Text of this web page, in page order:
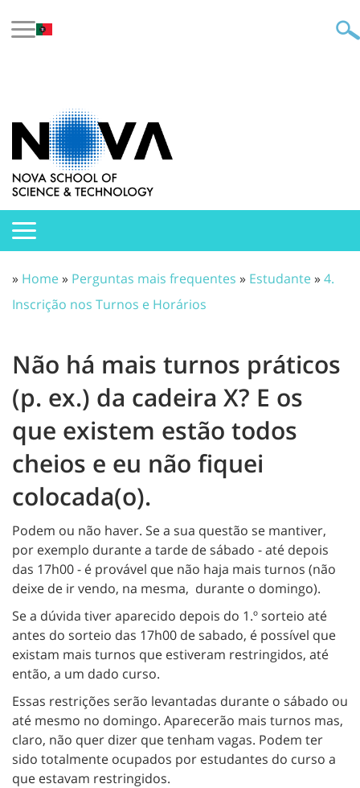
» Home» Perguntas mais frequentes » Estudante»4.
Inscrição nos Turnos e Horários
Não há mais turnos práticos
(p. ex.) da cadeira X? E os
que existem estão todos
cheios e eu não fiquei
colocada(o).
Podem ou não haver. Se a sua questão se mantiver,
por exemplo durante a tarde de sábado - até depois
das 17h00 - é provável que não haja mais turnos (não
deixe de ir vendo, na mesma, durante o domingo).
Se a dúvida tiver aparecido depois do 1.º sorteio até
antes do sorteio das 17h00 de sabado, é possível que
existam mais turnos que estiveram restringidos, até
então, a um dado curso.
Essas restrições serão levantadas durante o sábado ou
até mesmo no domingo. Aparecerão mais turnos mas,
claro, não quer dizer que tenham vagas. Podem ter
sido totalmente ocupados por estudantes do curso a
que estavam restringidos.